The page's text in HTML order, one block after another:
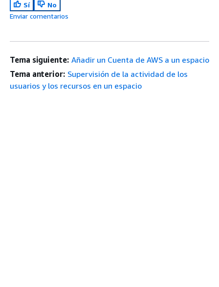
Sí
No
Enviar comentarios
Tema siguiente: Añadir un Cuenta de AWS a un espacio
Tema anterior: Supervisión de la actividad de los
usuarios y los recursos en un espacio